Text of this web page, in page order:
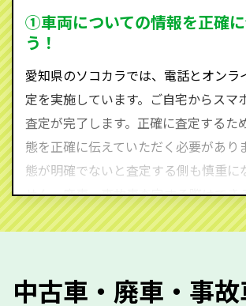
を実現し、お客様に利益を還元するこ
す。
590-870）までお問い合わせ下さい。
査定・ご相談・見積もりはすべて無料
心してお問い合わせください。
①車両についての情報を正確
う！
愛知県のソコカラでは、電話とオンラ
定を実施しています。ご自宅からスマ
査定が完了します。正確に査定するた
態を正確に伝えていただく必要があり
態が明確でないと査定する側も慎重に
せん。廃車・事故車査定する際はでき
ご準備ください。車検証があることで
質問させていただく内容は以下の通り
中古車・廃車・事